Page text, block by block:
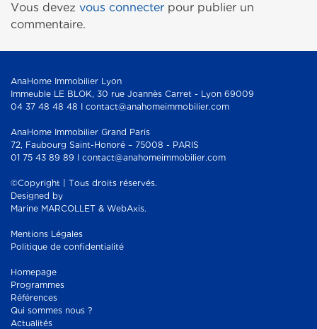
Vous devez vous connecter pour publier un
commentaire.
AnaHome Immobilier Lyon
Immeuble LE BLOK, 30 rue Joannès Carret - Lyon 69009
04 37 48 48 48 I contact@anahomeimmobilier.com
AnaHome Immobilier Grand Paris
72, Faubourg Saint-Honoré – 75008 - PARIS
01 75 43 89 89 I contact@anahomeimmobilier.com
©Copyright | Tous droits réservés.
Designed by
Marine MARCOLLET & WebAxis.
Mentions Légales
Politique de confidentialité
Homepage
Programmes
Références
Qui sommes nous ?
Actualités